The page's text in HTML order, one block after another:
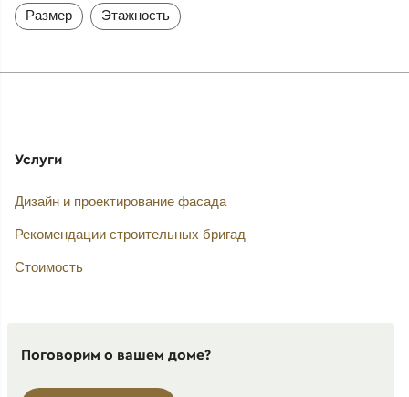
Размер Этажность
Услуги
Дизайн и проектирование фасада
Рекомендации строительных бригад
Стоимость
Поговорим о вашем доме?